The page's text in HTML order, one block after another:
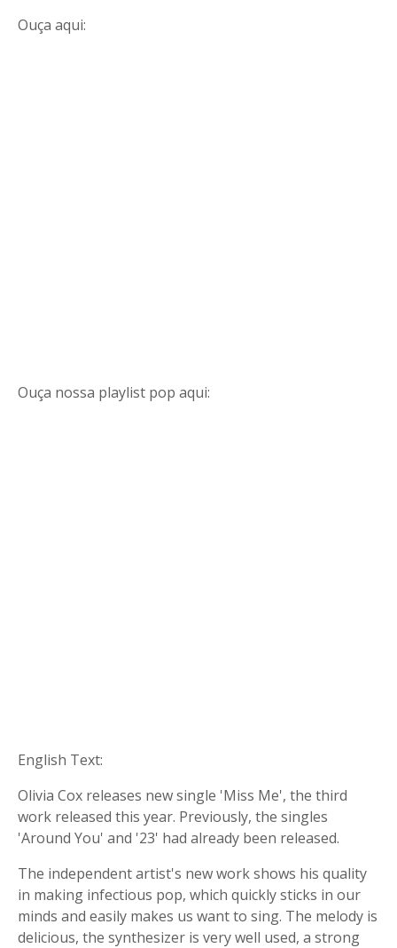
Ouça aqui:
Ouça nossa playlist pop aqui:
English Text:
Olivia Cox releases new single 'Miss Me', the third
work released this year. Previously, the singles
'Around You' and '23' had already been released.
The independent artist's new work shows his quality
in making infectious pop, which quickly sticks in our
minds and easily makes us want to sing. The melody is
delicious, the synthesizer is very well used, a strong